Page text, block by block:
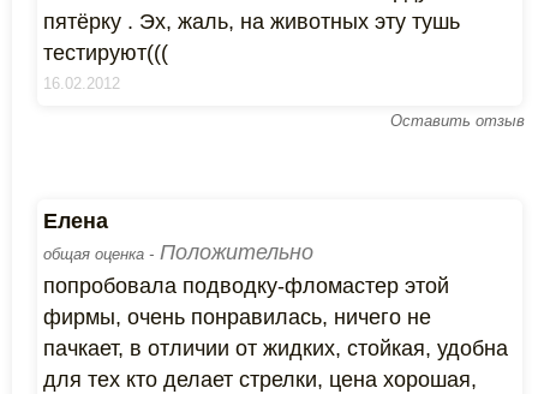
пятёрку . Эх, жаль, на животных эту тушь
тестируют(((
16.02.2012
Оставить отзыв
Елена
общая оценка - Положительно
попробовала подводку-фломастер этой
фирмы, очень понравилась, ничего не
пачкает, в отличии от жидких, стойкая, удобна
для тех кто делает стрелки, цена хорошая,